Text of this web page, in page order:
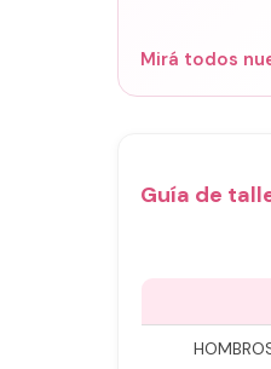
Mirá todos
Guía de